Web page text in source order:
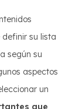
su lista
según su
aspectos
un
que